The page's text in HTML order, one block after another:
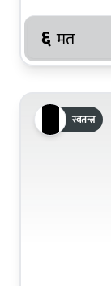
६ मत
स्वतन्त्र